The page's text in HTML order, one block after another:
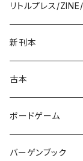
リトルプレス/
新刊本
古本
ボードゲーム
バーゲンブック